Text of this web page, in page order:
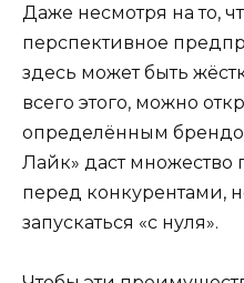
Даже несмотря на то,
перспективное
здесь может быть
всего этого, можно
определённым
Лайк» даст множество
перед конкурентами,
запускаться «с нуля».